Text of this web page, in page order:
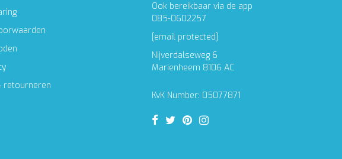
retourneren
Ook bereikbaar via de app
085-0602257
[email protected]
Nijverdalseweg 6
Marienheem 8106 AC
KvK Number: 05077871